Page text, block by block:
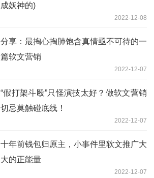
成妖神的)
2022-12-08
分享：最掏心掏肺饱含真情亟不可待的一
篇软文营销
2022-12-07
“假打架斗殴”只怪演技太好？做软文营销
切忌莫触碰底线！
2022-12-07
十年前钱包归原主，小事件里软文推广大
大的正能量
2022-12-07